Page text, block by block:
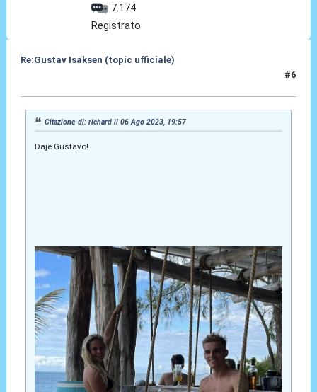
7.174
Registrato
Re:Gustav Isaksen (topic ufficiale)
#6
Citazione di: richard il 06 Ago 2023, 19:57
Daje Gustavo!